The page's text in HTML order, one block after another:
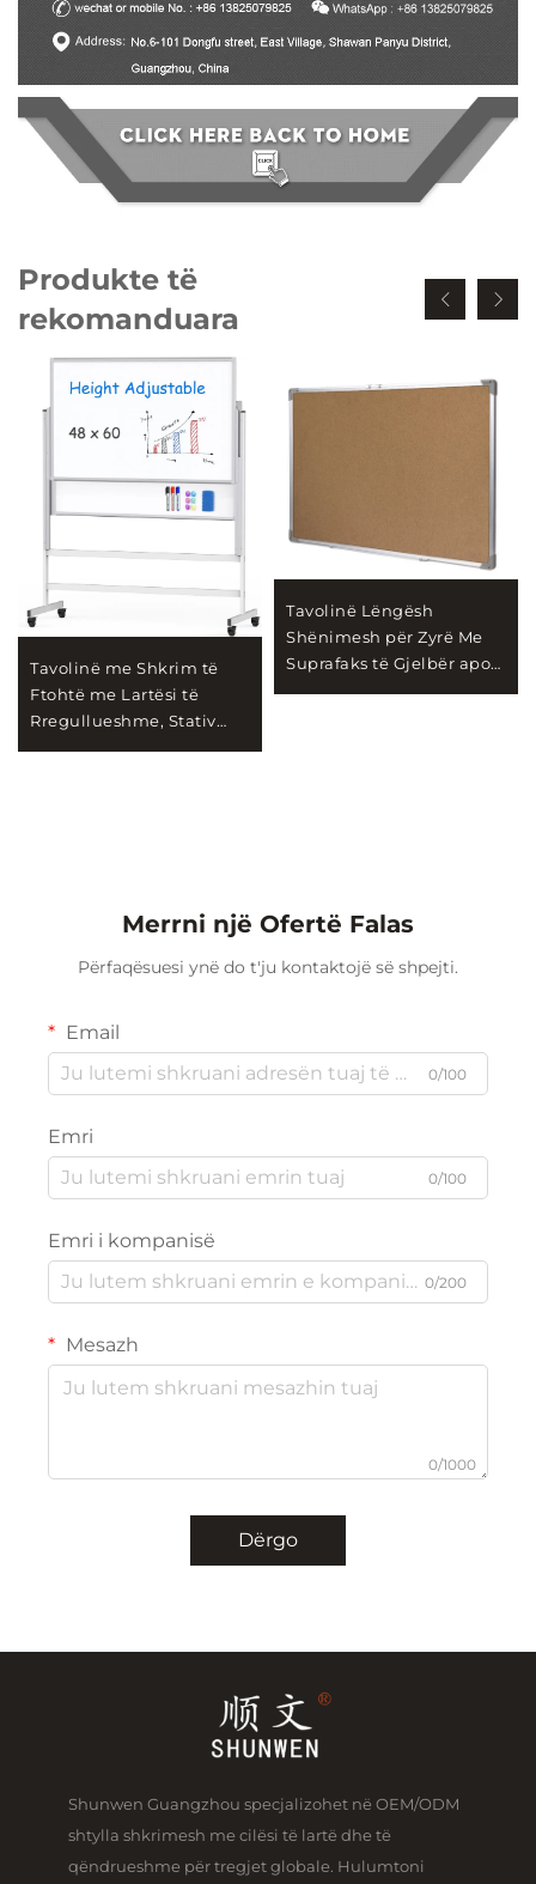
Produkte të
rekomanduara
Tavolinë me Shkrim të
Ftohtë me Lartësi të
Rregullueshme, Stativ
Tavolinë Lëngësh
Shënimesh për Zyrë Me
Suprafaks të Gjelbër apo
Merrni një Ofertë Falas
Përfaqësuesi ynë do t'ju kontaktojë së shpejti.
Email
0/100
Emri
0/100
Emri i kompanisë
0/200
Mesazh
0/1000
Dërgo
Shunwen Guangzhou specjalizohet në OEM/ODM
shtylla shkrimesh me cilësi të lartë dhe të
qëndrueshme për tregjet globale. Hulumtoni